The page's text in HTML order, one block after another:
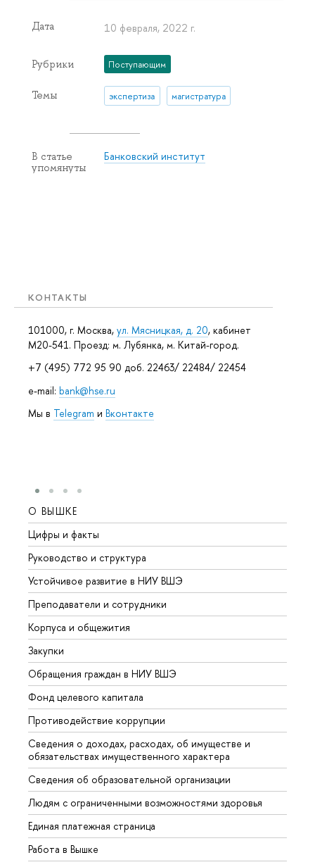
КОНТАКТЫ
101000, г. Москва, ул. Мясницкая, д. 20, кабинет
М20-541. Проезд: м. Лубянка, м. Китай-город.
+7 (495) 772 95 90 доб. 22463/ 22484/ 22454
e-mail: bank@hse.ru
Мы в Telegram и Вконтакте
Дата 10 февраля, 2022 г.
Рубрики Поступающим
Темы экспертиза магистратура
В статье
упомянуты
Банковский институт
О ВЫШКЕ
Цифры и факты
Руководство и структура
Устойчивое развитие в НИУ ВШЭ
Преподаватели и сотрудники
Корпуса и общежития
Закупки
Обращения граждан в НИУ ВШЭ
Фонд целевого капитала
Противодействие коррупции
Сведения о доходах, расходах, об имуществе и
обязательствах имущественного характера
Сведения об образовательной организации
Людям с ограниченными возможностями здоровья
Единая платежная страница
Работа в Вышке